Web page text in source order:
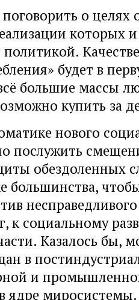
о целях
которых
будет в
большие массы
купить за
нового
послужить
обездоленных
большинства,
к социальному
Казалось бы,
в
и
ядре